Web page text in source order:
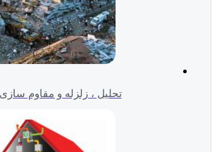
تحلیل ، زلزله و مقاوم سازی(232)